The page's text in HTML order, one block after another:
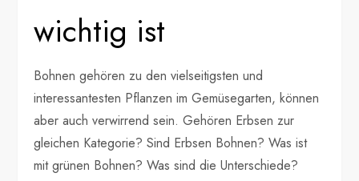
wichtig ist
Bohnen gehören zu den vielseitigsten und
interessantesten Pflanzen im Gemüsegarten, können
aber auch verwirrend sein. Gehören Erbsen zur
gleichen Kategorie? Sind Erbsen Bohnen? Was ist
mit grünen Bohnen? Was sind die Unterschiede?